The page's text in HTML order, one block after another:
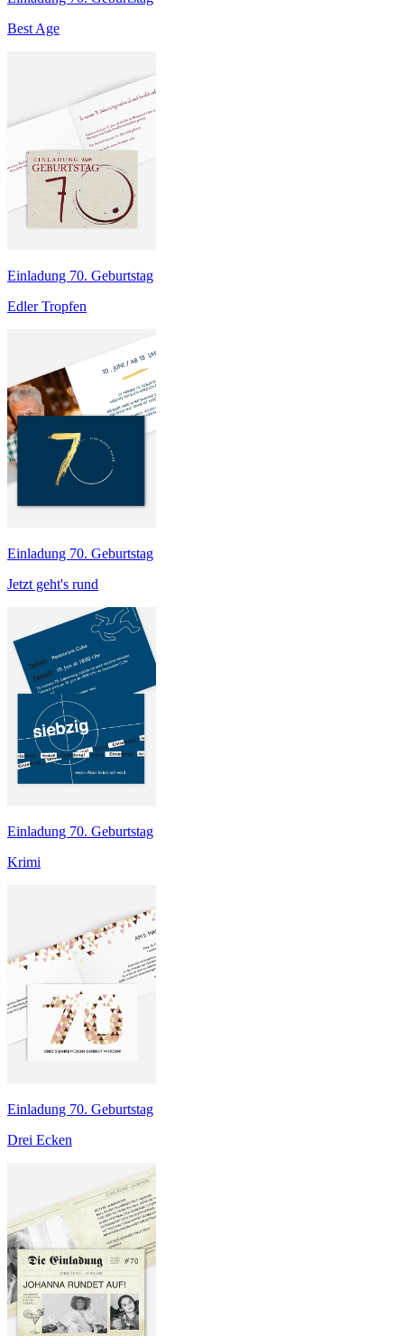
Best Age
Einladung 70. Geburtstag
Edler Tropfen
Einladung 70. Geburtstag
Jetzt geht's rund
Einladung 70. Geburtstag
Krimi
Einladung 70. Geburtstag
Drei Ecken